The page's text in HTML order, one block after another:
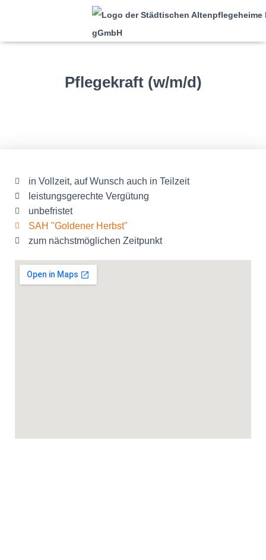
Pflegekraft (w/m/d)
in Vollzeit, auf Wunsch auch in Teilzeit
leistungsgerechte Vergütung
unbefristet
SAH "Goldener Herbst"
zum nächstmöglichen Zeitpunkt